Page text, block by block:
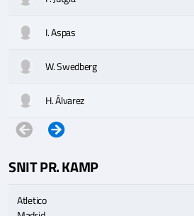
I. Aspas
W. Swedberg
H. Álvarez
SNIT PR. KAMP
Atletico